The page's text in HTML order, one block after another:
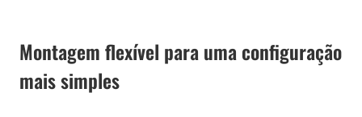
Montagem flexível para uma configuração
mais simples